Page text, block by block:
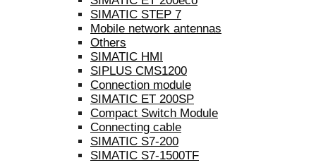
SIMATIC STEP 7
Mobile network antennas
Others
SIMATIC HMI
SIPLUS CMS1200
Connection module
SIMATIC ET 200SP
Compact Switch Module
Connecting cable
SIMATIC S7-200
SIMATIC S7-1500TF